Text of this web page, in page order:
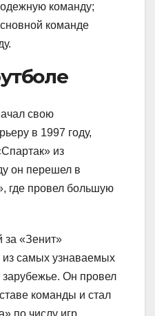
команду;
команде
свою
в 1997 году,
из
он перешел в
где провел большую
за «Зенит»
самых узнаваемых
зарубежье. Он провел
команды и стал
по числу игр